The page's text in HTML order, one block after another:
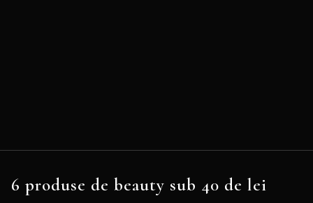
6 produse de beauty sub 40 de lei